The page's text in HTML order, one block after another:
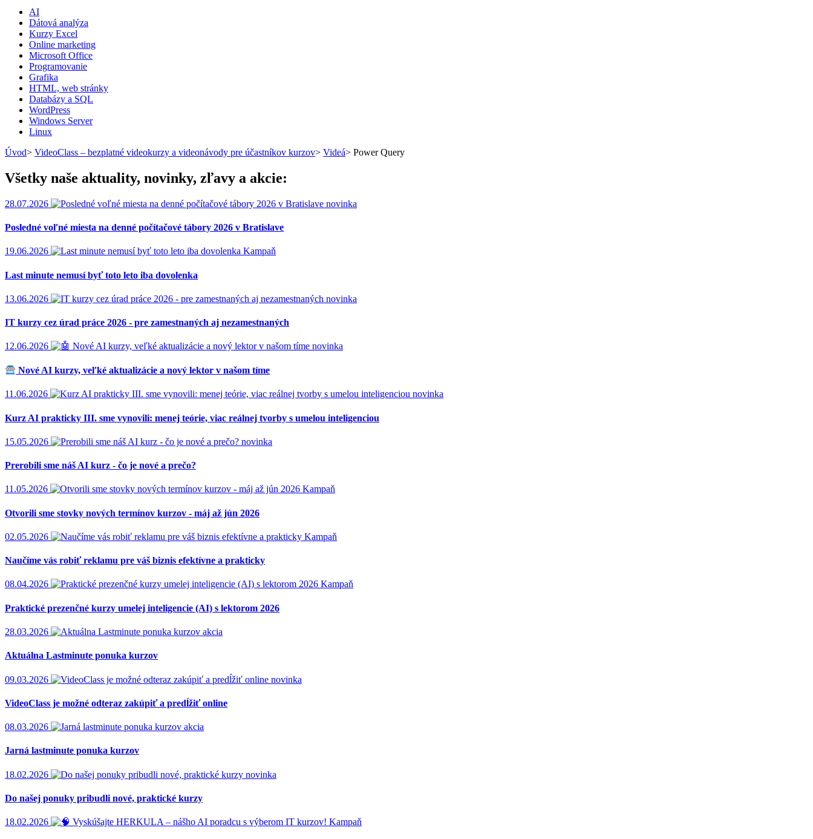
AI
Dátová analýza
Kurzy Excel
Online marketing
Microsoft Office
Programovanie
Grafika
HTML, web stránky
Databázy a SQL
WordPress
Windows Server
Linux
Úvod> VideoClass – bezplatné videokurzy a videonávody pre účastníkov kurzov> Videá> Power Query
Všetky naše aktuality, novinky, zľavy a akcie:
28.07.2026 novinka
Posledné voľné miesta na denné počítačové tábory 2026 v Bratislave
19.06.2026 Kampaň
Last minute nemusí byť toto leto iba dovolenka
13.06.2026 novinka
IT kurzy cez úrad práce 2026 - pre zamestnaných aj nezamestnaných
12.06.2026 novinka
Nové AI kurzy, veľké aktualizácie a nový lektor v našom tíme
11.06.2026 novinka
Kurz AI prakticky III. sme vynovili: menej teórie, viac reálnej tvorby s umelou inteligenciou
15.05.2026 novinka
Prerobili sme náš AI kurz - čo je nové a prečo?
11.05.2026 Kampaň
Otvorili sme stovky nových termínov kurzov - máj až jún 2026
02.05.2026 Kampaň
Naučíme vás robiť reklamu pre váš biznis efektívne a prakticky
08.04.2026 Kampaň
Praktické prezenčné kurzy umelej inteligencie (AI) s lektorom 2026
28.03.2026 akcia
Aktuálna Lastminute ponuka kurzov
09.03.2026 novinka
VideoClass je možné odteraz zakúpiť a predĺžiť online
08.03.2026 akcia
Jarná lastminute ponuka kurzov
18.02.2026 novinka
Do našej ponuky pribudli nové, praktické kurzy
18.02.2026 Kampaň